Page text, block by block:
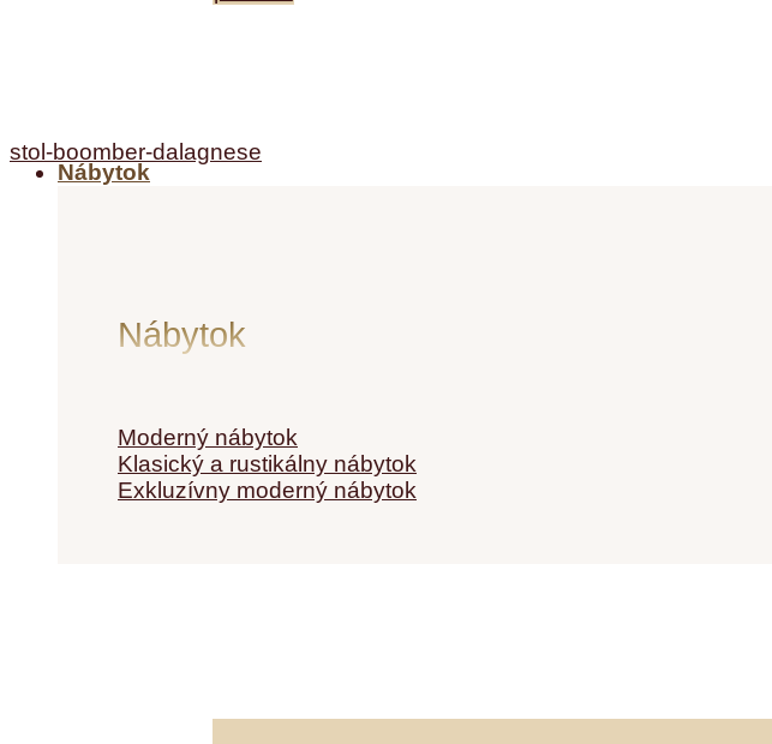
Nábytok
Nábytok
Moderný nábytok
Klasický a rustikálny nábytok
Exkluzívny moderný nábytok
stol-boomber-dalagnese